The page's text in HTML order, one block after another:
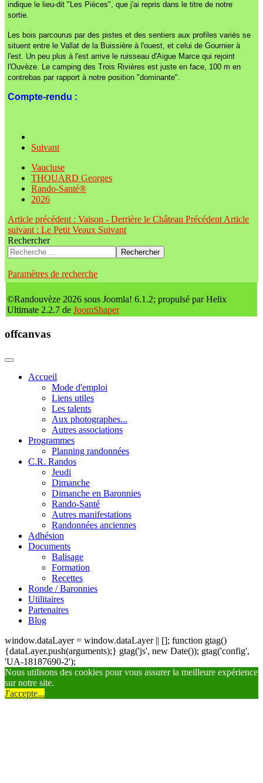
indique le lieu-dit "Les Pièces", que j'ai repris dans le titre de notre
sortie.
Les bois parcourus par des pistes et des sentiers aux profiles variés se
situent entre le Vallat de la Buissière à l'ouest, et celui de Gournier à
l'est. Un peu plus à l'est arrive le ruisseau d'Aigue Marce qui rejoint
l'Ouvèze. Le camping des Trois Rivières est juste en face, 100 m en
contrebas par rapport à notre position "dominante".
Compte-rendu :
Suivant
Vaucluse
THOUARD Georges
Rando-Santé®
2026
Article précédent : Vaison - Derrière le Château Précédent Article
suivant : Le Petit Veaux Suivant
Rechercher
Rechercher
Paramètres de recherche
©Randouvèze 2026 sous Joomla! 6.1.2; propulsé par Helix
Ultimate 2.2.7 de JoomShaper
offcanvas
Accueil
Mode d'emploi
Liens utiles
Les talents
Aux photographes...
Autres associations
Programmes
Planning randonnées
C.R. Randos
Jeudi
Dimanche
Dimanche en Baronnies
Rando-Santé
Autres manifestations
Randonnées anciennes
Adhésion
Documents
Balisage
Formation
Recettes
Ronde / Baronnies
Utilitaires
Partenaires
Blog
window.dataLayer = window.dataLayer || []; function gtag()
{dataLayer.push(arguments);} gtag('js', new Date()); gtag('config',
'UA-18187690-2');
Nous utilisons des cookies pour vous assurer la meilleure expérience
sur notre site.
J'accepte...